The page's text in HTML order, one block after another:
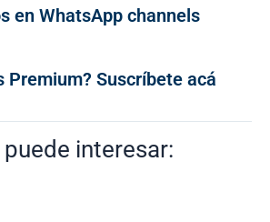
en WhatsApp channels
Premium? Suscríbete acá
interesar: